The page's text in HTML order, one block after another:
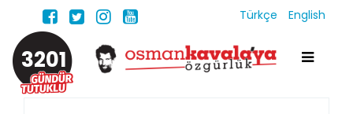
Türkçe English
3201